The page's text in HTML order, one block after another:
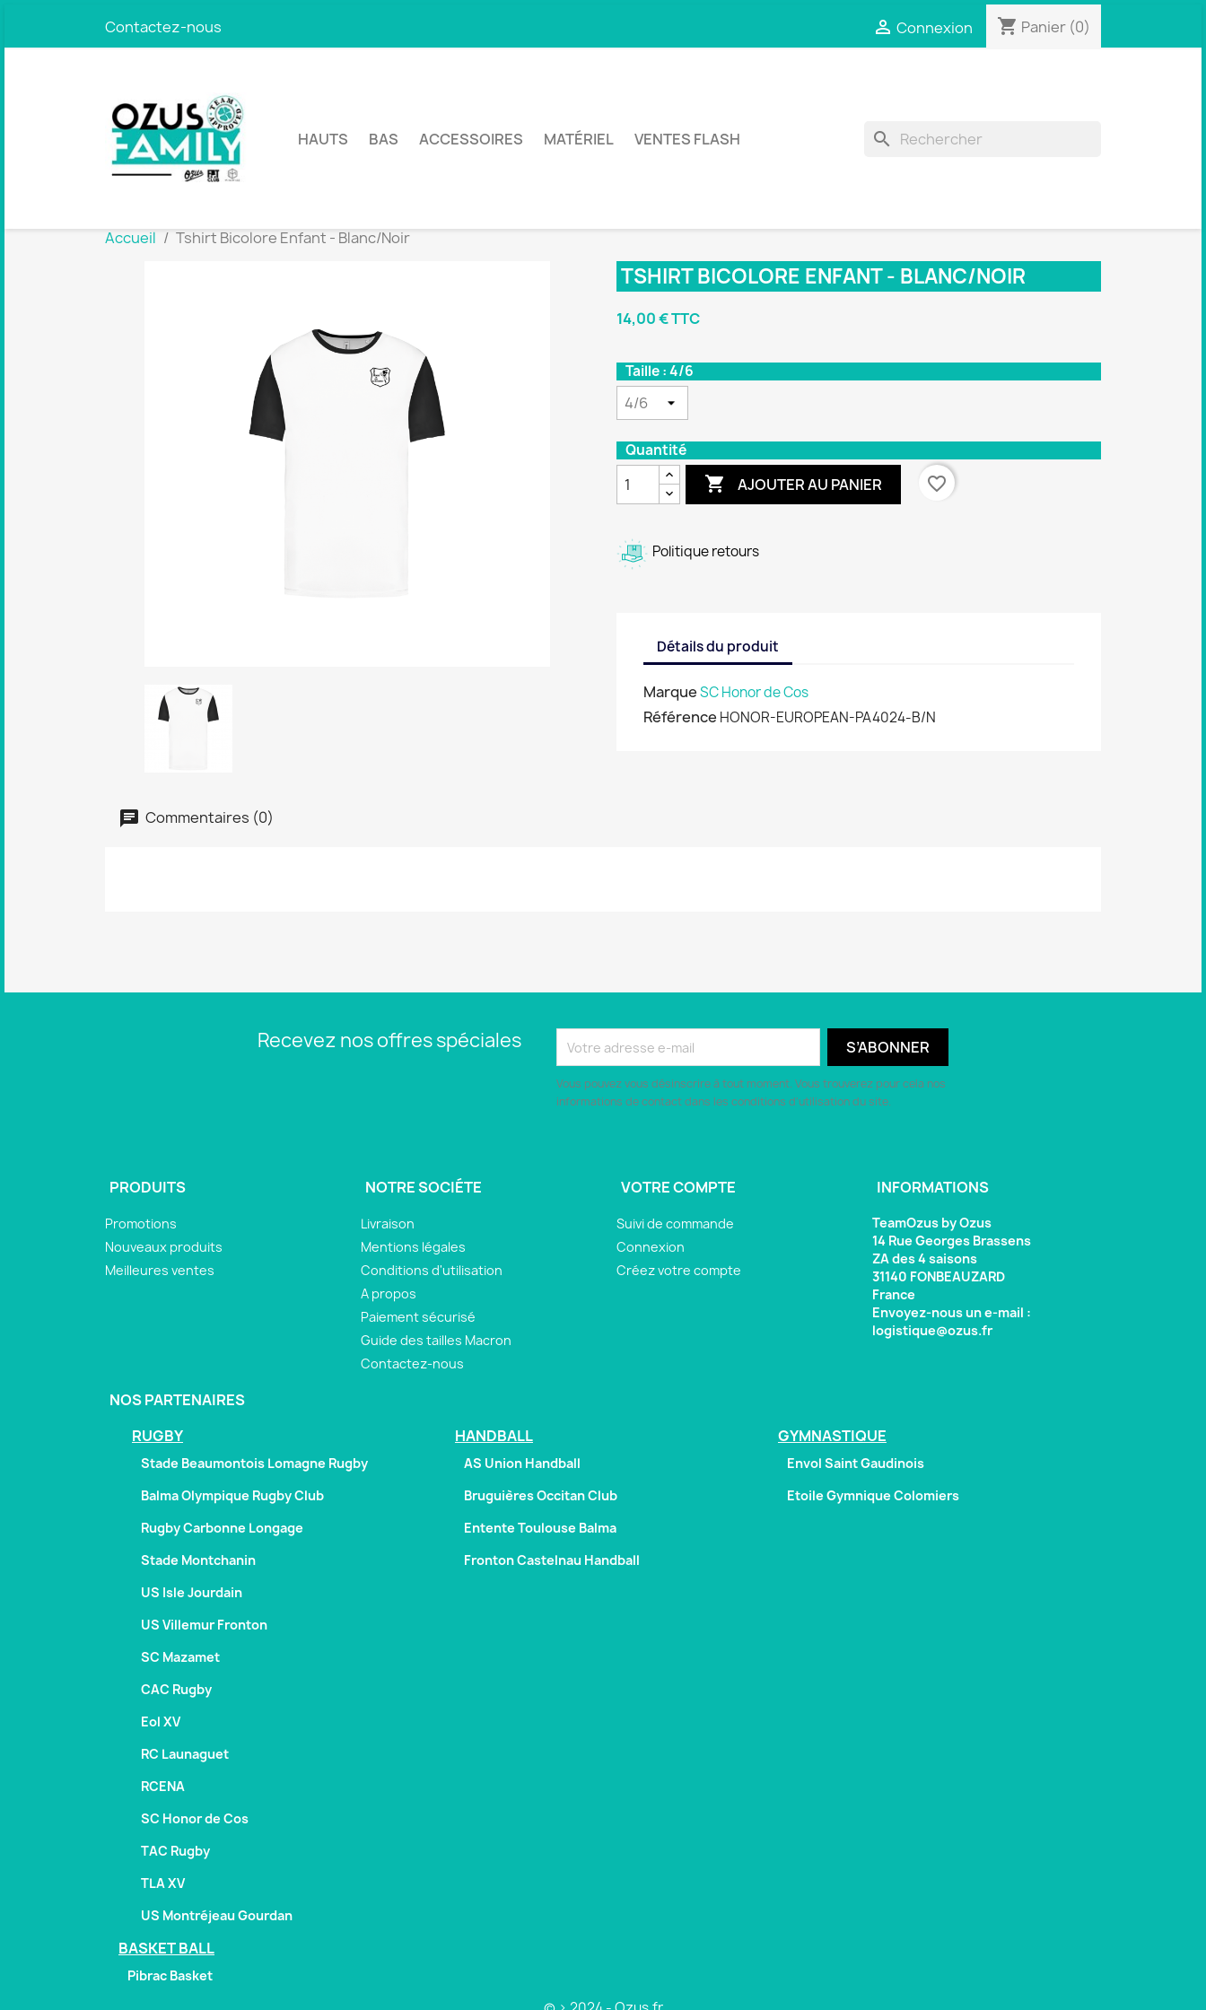
Contactez-nous  Connexion shopping_cart Panier (0)
HAUTS BAS ACCESSOIRES MATÉRIEL VENTES FLASH search
Accueil Tshirt Bicolore Enfant - Blanc/Noir
TSHIRT BICOLORE ENFANT - BLANC/NOIR
14,00 € TTC
Taille : 4/6
Quantité
 AJOUTER AU PANIER favorite_border
Politique retours
Détails du produit
MarqueSC Honor de Cos
Référence HONOR-EUROPEAN-PA4024-B/N
Commentaires (0)
Recevez nos offres spéciales
Vous pouvez vous désinscrire à tout moment. Vous trouverez pour cela nos
informations de contact dans les conditions d'utilisation du site.
PRODUITS
Promotions
Nouveaux produits
Meilleures ventes
NOTRE SOCIÉTE
Livraison
Mentions légales
Conditions d'utilisation
A propos
Paiement sécurisé
Guide des tailles Macron
Contactez-nous
VOTRE COMPTE
Suivi de commande
Connexion
Créez votre compte
INFORMATIONS
TeamOzus by Ozus
14 Rue Georges Brassens
ZA des 4 saisons
31140 FONBEAUZARD
France
Envoyez-nous un e-mail :
logistique@ozus.fr
NOS PARTENAIRES
RUGBY
Stade Beaumontois Lomagne Rugby
Balma Olympique Rugby Club
Rugby Carbonne Longage
Stade Montchanin
US Isle Jourdain
US Villemur Fronton
SC Mazamet
CAC Rugby
Eol XV
RC Launaguet
RCENA
SC Honor de Cos
TAC Rugby
TLA XV
US Montréjeau Gourdan
HANDBALL
AS Union Handball
Bruguières Occitan Club
Entente Toulouse Balma
Fronton Castelnau Handball
GYMNASTIQUE
Envol Saint Gaudinois
Etoile Gymnique Colomiers
BASKET BALL
Pibrac Basket